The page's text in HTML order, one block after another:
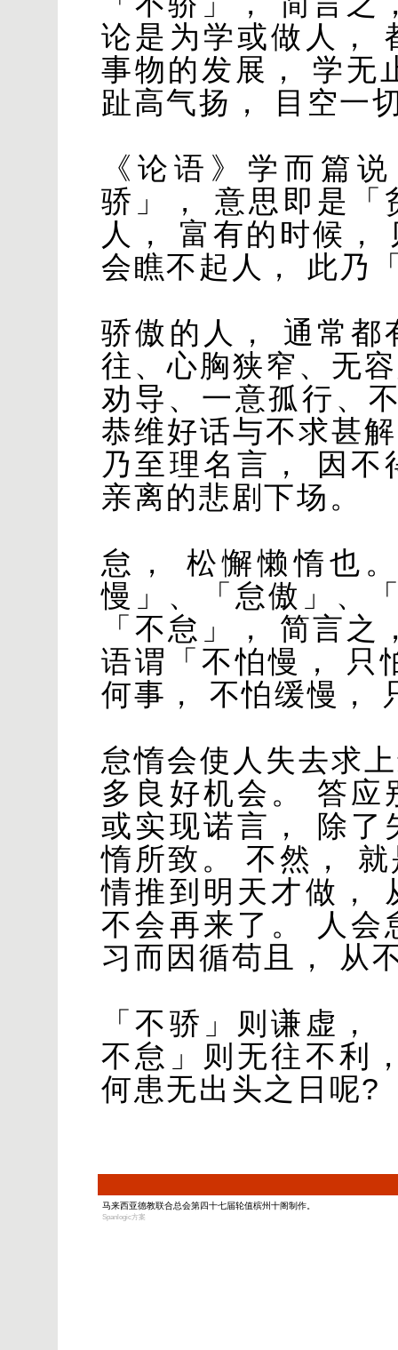
论是为学或做人，
事物的发展， 学无
趾高气扬， 目空一
《论语》学而篇
骄」， 意思即是「
人， 富有的时候，
会瞧不起人， 此乃
骄傲的人， 通常都
往、心胸狭窄、无
劝导、一意孤行、
恭维好话与不求甚
乃至理名言， 因
亲离的悲剧下场。
怠， 松懈懒惰也
慢」、「怠傲」、
「不怠」， 简言
语谓「不怕慢， 只
何事， 不怕缓慢，
怠惰会使人失去求
多良好机会。 答
或实现诺言， 除了
惰所致。 不然，
情推到明天才做，
不会再来了。 人会
习而因循苟且， 从
「不骄」则谦虚，
不怠」则无往不利
何患无出头之日呢?
马来西亚德教联合总会第四十七届轮值槟州十阁制作。
Spanlogic方案